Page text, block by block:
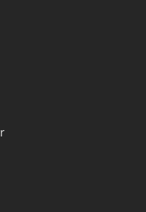
wurde das Haus
übergeben.